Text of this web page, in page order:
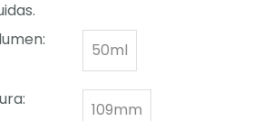
50ml
109mm